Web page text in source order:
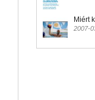
Miért
2007-